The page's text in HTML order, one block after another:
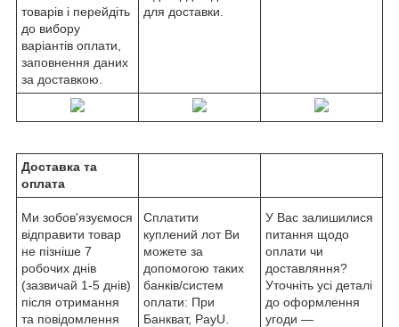
товарів і перейдіть
до вибору
варіантів оплати,
заповнення даних
за доставкою.
для доставки.
Доставка та
оплата
Ми зобов'язуємося
відправити товар
не пізніше 7
робочих днів
(зазвичай 1-5 днів)
після отримання
та повідомлення
Сплатити
куплений лот Ви
можете за
допомогою таких
банків/систем
оплати: При
Банкват, PayU.
У Вас залишилися
питання щодо
оплати чи
доставляння?
Уточніть усі деталі
до оформлення
угоди —